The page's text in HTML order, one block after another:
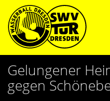
Start
Verein
Gelungener
gegen